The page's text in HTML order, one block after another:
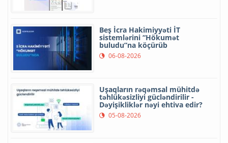
Beş İcra Hakimiyyəti İT
sistemlərini “Hökumət
buludu”na köçürüb
06-08-2026
Uşaqların rəqəmsal mühitdə
təhlükəsizliyi gücləndirilir -
Dəyişikliklər nəyi ehtiva edir?
05-08-2026